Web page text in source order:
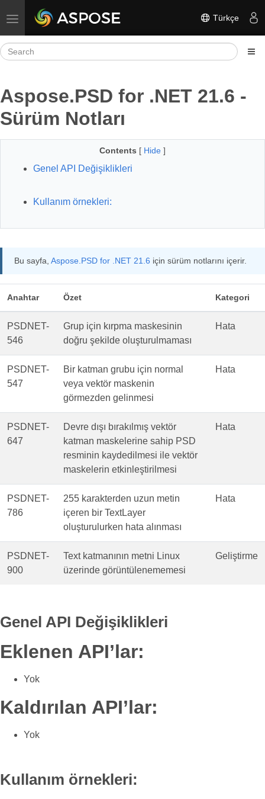
Toggle navigation Türkçe
Aspose.PSD for .NET 21.6 -
Sürüm Notları
Contents [ Hide ]
Genel API Değişiklikleri
Kullanım örnekleri:
Bu sayfa, Aspose.PSD for .NET 21.6 için sürüm notlarını içerir.
Anahtar Özet Kategori
PSDNET-
546
Grup için kırpma maskesinin
doğru şekilde oluşturulmaması
Hata
PSDNET-
547
Bir katman grubu için normal
veya vektör maskenin
görmezden gelinmesi
Hata
PSDNET-
647
Devre dışı bırakılmış vektör
katman maskelerine sahip PSD
resminin kaydedilmesi ile vektör
maskelerin etkinleştirilmesi
Hata
PSDNET-
786
255 karakterden uzun metin
içeren bir TextLayer
oluşturulurken hata alınması
Hata
PSDNET-
900
Text katmanının metni Linux
üzerinde görüntülenememesi
Geliştirme
Genel API Değişiklikleri
Eklenen API’lar:
Yok
Kaldırılan API’lar:
Yok
Kullanım örnekleri: